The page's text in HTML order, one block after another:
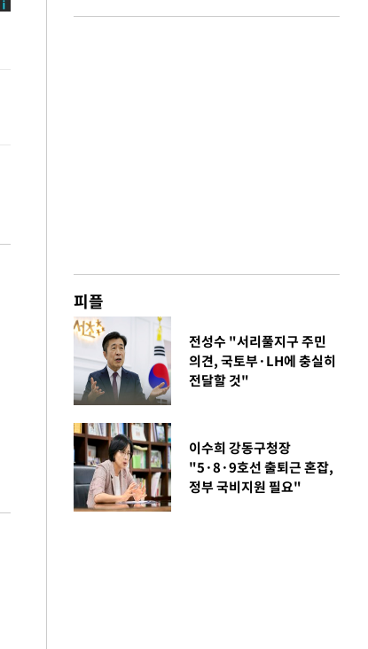
피플
전성수 "서리풀지구 주민
의견, 국토부·LH에 충실히
전달할 것"
이수희 강동구청장
"5·8·9호선 출퇴근 혼잡,
정부 국비지원 필요"